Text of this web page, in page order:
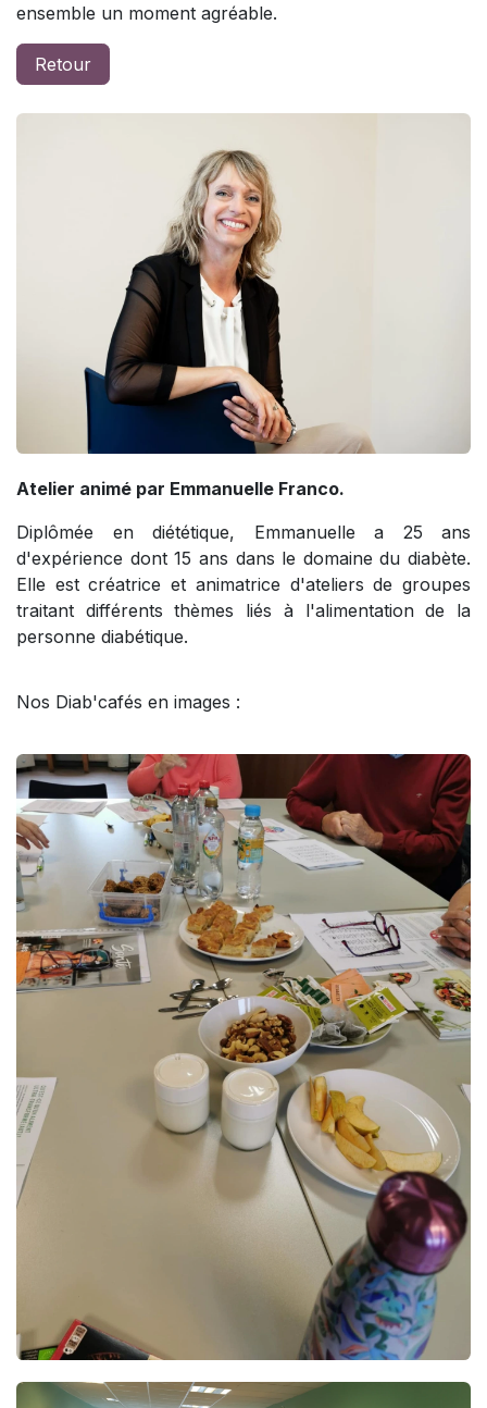
ensemble un moment agréable.
Retour
Atelier animé par Emmanuelle Franco.
Diplômée en diététique, Emmanuelle a 25 ans
d'expérience dont 15 ans dans le domaine du diabète.
Elle est créatrice et animatrice d'ateliers de groupes
traitant différents thèmes liés à l'alimentation de la
personne diabétique.
Nos Diab'cafés en images :